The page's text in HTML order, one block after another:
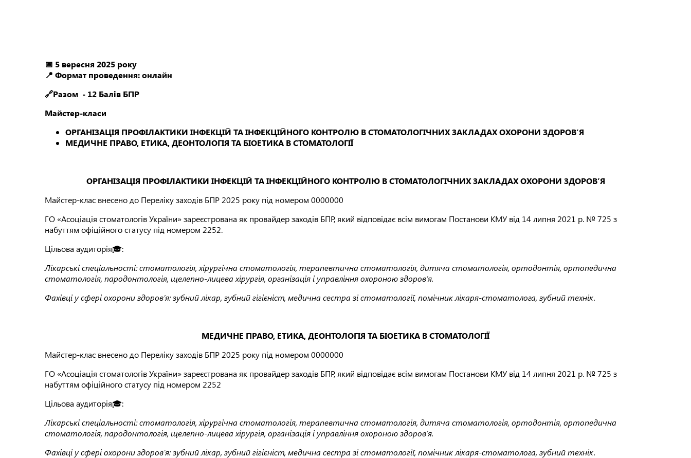
📅 5 вересня 2025 року
📍 Формат проведення: онлайн
🔗Разом - 12 Балів БПР
Майстер-класи
ОРГАНІЗАЦІЯ ПРОФІЛАКТИКИ ІНФЕКЦІЙ ТА ІНФЕКЦІЙНОГО КОНТРОЛЮ В СТОМАТОЛОГІЧНИХ ЗАКЛАДАХ ОХОРОНИ ЗДОРОВ’Я
МЕДИЧНЕ ПРАВО, ЕТИКА, ДЕОНТОЛОГІЯ ТА БІОЕТИКА В СТОМАТОЛОГІЇ
ОРГАНІЗАЦІЯ ПРОФІЛАКТИКИ ІНФЕКЦІЙ ТА ІНФЕКЦІЙНОГО КОНТРОЛЮ В СТОМАТОЛОГІЧНИХ ЗАКЛАДАХ ОХОРОНИ ЗДОРОВ’Я
Майстер-клас внесено до Переліку заходів БПР 2025 року під номером 0000000
ГО «Асоціація стоматологів України» зареєстрована як провайдер заходів БПР, який відповідає всім вимогам Постанови КМУ від 14 липня 2021 р. № 725 з
набуттям офіційного статусу під номером 2252.
Цільова аудиторія🎓:
Лікарські спеціальності: стоматологія, хірургічна стоматологія, терапевтична стоматологія, дитяча стоматологія, ортодонтія, ортопедична
стоматологія, пародонтологія, щелепно-лицева хірургія, організація і управління охороною здоров’я.
Фахівці у сфері охорони здоров’я: зубний лікар, зубний гігієніст, медична сестра зі стоматології, помічник лікаря-стоматолога, зубний технік.
МЕДИЧНЕ ПРАВО, ЕТИКА, ДЕОНТОЛОГІЯ ТА БІОЕТИКА В СТОМАТОЛОГІЇ
Майстер-клас внесено до Переліку заходів БПР 2025 року під номером 0000000
ГО «Асоціація стоматологів України» зареєстрована як провайдер заходів БПР, який відповідає всім вимогам Постанови КМУ від 14 липня 2021 р. № 725 з
набуттям офіційного статусу під номером 2252
Цільова аудиторія🎓:
Лікарські спеціальності: стоматологія, хірургічна стоматологія, терапевтична стоматологія, дитяча стоматологія, ортодонтія, ортопедична
стоматологія, пародонтологія, щелепно-лицева хірургія, організація і управління охороною здоров’я.
Фахівці у сфері охорони здоров’я: зубний лікар, зубний гігієніст, медична сестра зі стоматології, помічник лікаря-стоматолога, зубний технік.